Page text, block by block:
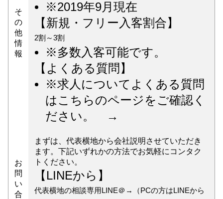
そ
の
他
情
報
※2019年9月現在
【新規・フリー入客割合】
2割～3割
※多数入客可能です。
【よくある質問】
※求人についてよくある質問
はこちらのページをご確認く
ださい。 →
お
問
い
合
まずは、代表横地から会社説明させていただき
ます。下記いずれかの方法でお気軽にコンタク
トください。
【LINEから】
代表横地の相談専用LINE＠→
（PCの方はLINEから